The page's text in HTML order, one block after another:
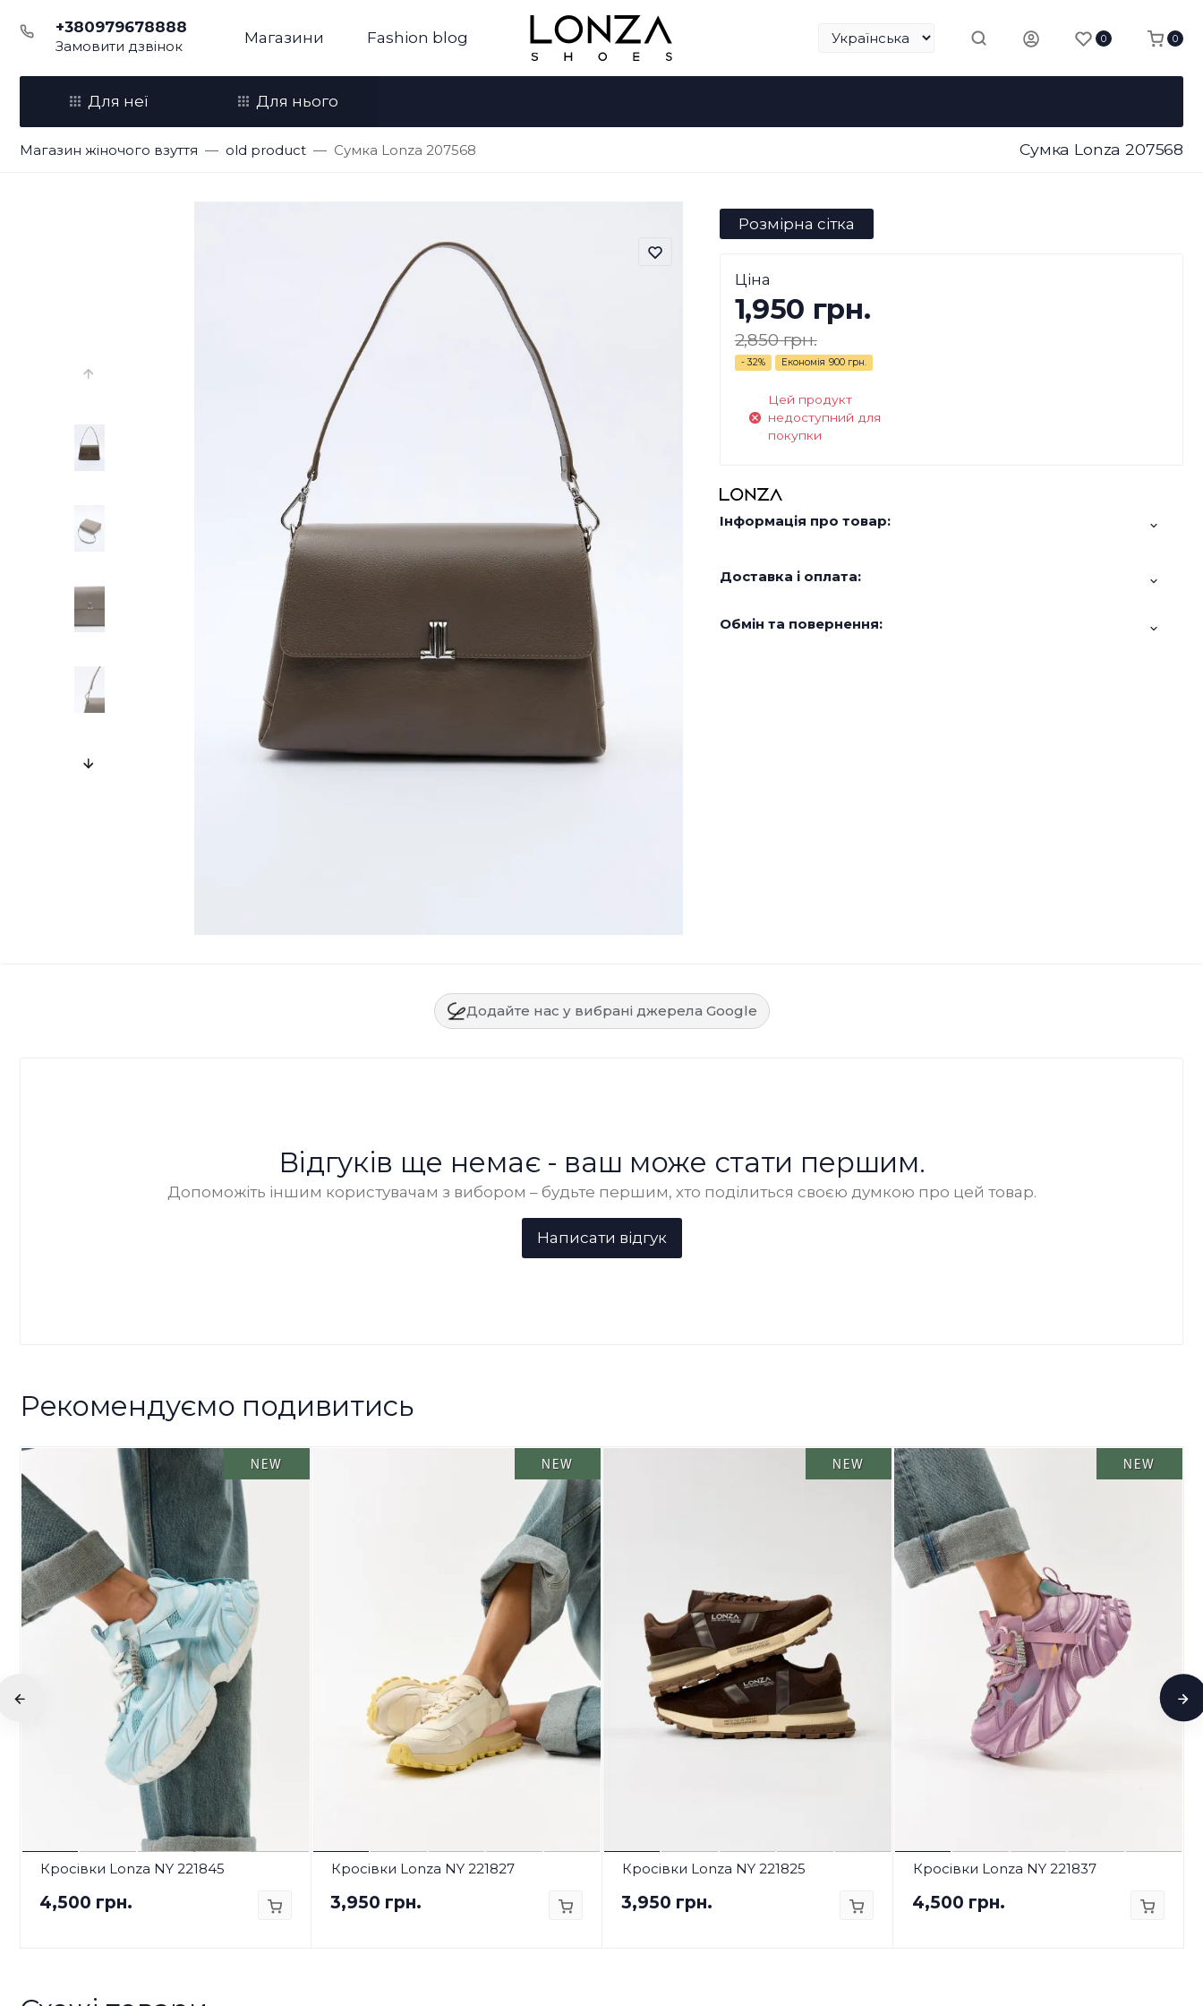
+380979678888
Замовити дзвінок Магазини Fashion blog 0 0
Для неї Для нього
Магазин жіночого взуття old product Сумка Lonza 207568 Сумка Lonza 207568
Розмірна сітка
Ціна
1,950 грн.
2,850 грн.
- 32% Економія 900 грн.
Цей продукт
недоступний для
покупки
Інформація про товар:
Доставка і оплата:
Обмін та повернення:
Додайте нас у вибрані джерела Google
Відгуків ще немає - ваш може стати першим.
Допоможіть іншим користувачам з вибором – будьте першим, хто поділиться своєю думкою про цей товар.
Рекомендуємо подивитись
NEW
Кросівки Lonza NY 221845
4,500 грн.
NEW
Кросівки Lonza NY 221827
3,950 грн.
NEW
Кросівки Lonza NY 221825
3,950 грн.
NEW
Кросівки Lonza NY 221837
4,500 грн.